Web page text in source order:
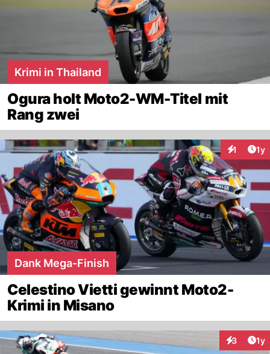
Krimi in Thailand
Ogura holt Moto2-WM-Titel mit
Rang zwei
1 1y
Dank Mega-Finish
Celestino Vietti gewinnt Moto2-
Krimi in Misano
3 1y